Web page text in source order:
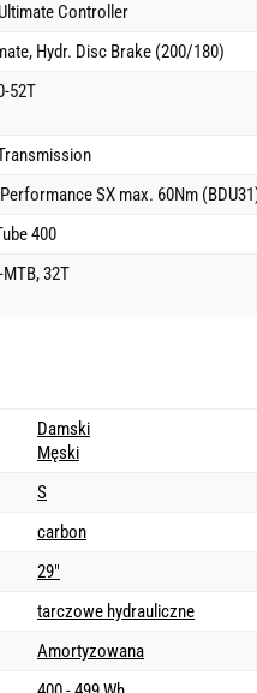
Controller
Hydr. Disc Brake (200/180)
52T
SX max. 60Nm
400
MTB, 32T
Damski
Męski
S
carbon
29"
tarczowe hydrauliczne
Amortyzowana